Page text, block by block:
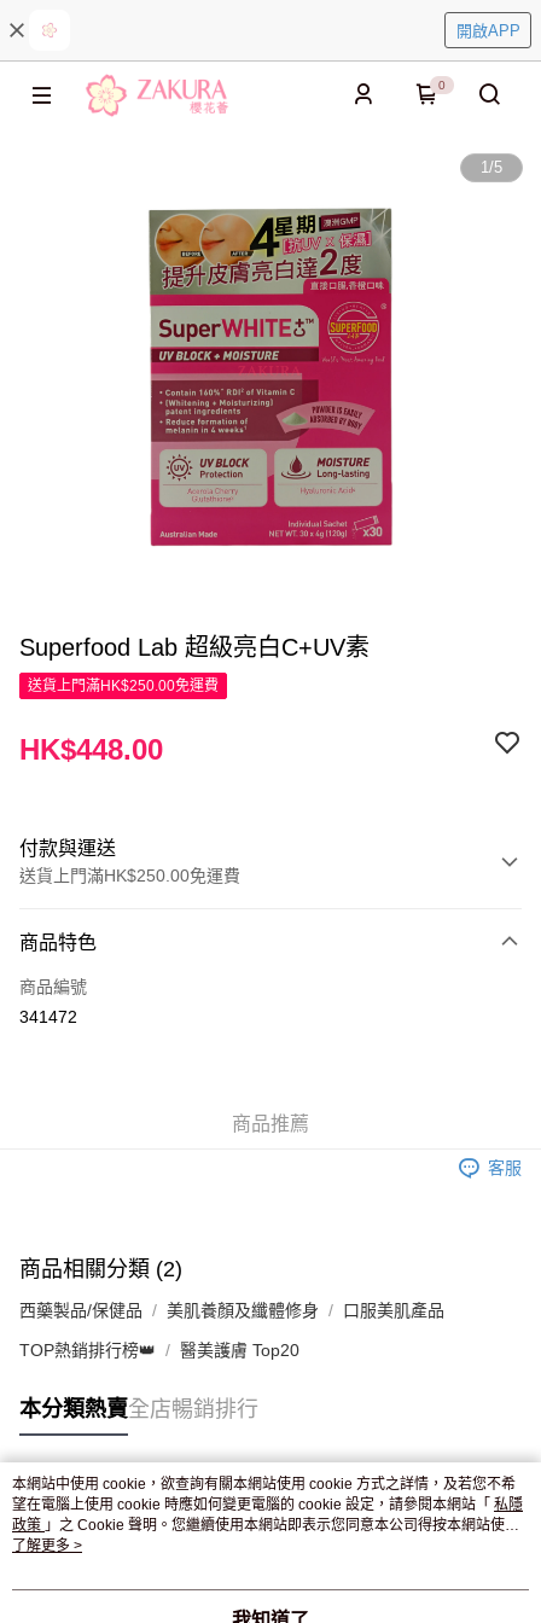
開啟APP
0
1/5
Superfood Lab 超級亮白C+UV素
送貨上門滿HK$250.00免運費
HK$448.00
付款與運送
送貨上門滿HK$250.00免運費
信用卡
Apple Pay
付款後門市自取，訂單確認後2-4個工作天到店，7天內取。逾期後
商品特色
商品編號
341472
商品推薦
客服
商品相關分類 (2)
西藥製品/保健品 美肌養顏及纖體修身 口服美肌產品
TOP熱銷排行榜👑 醫美護膚 Top20
本分類熱賣全店暢銷排行
熱門標籤
熱銷排行
本網站中使用 cookie，欲查詢有關本網站使用 cookie 方式之詳情，及若您不希
望在電腦上使用 cookie 時應如何變更電腦的 cookie 設定，請參閱本網站「 私隱
政策 」之 Cookie 聲明。您繼續使用本網站即表示您同意本公司得按本網站使用
條款之 Cookie 聲明使用 cookie。
了解更多 >